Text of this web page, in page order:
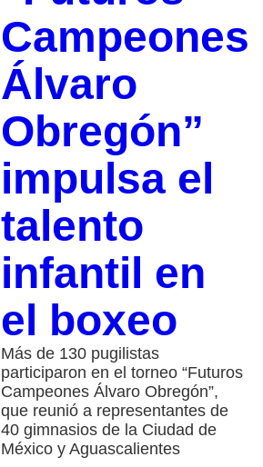
Campeones
Álvaro
Obregón”
impulsa el
talento
infantil en
el boxeo
Más de 130 pugilistas
participaron en el torneo “Futuros
Campeones Álvaro Obregón”,
que reunió a representantes de
40 gimnasios de la Ciudad de
México y Aguascalientes